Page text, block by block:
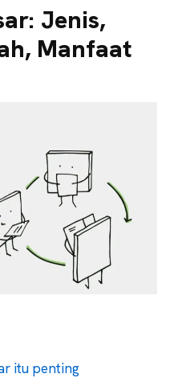
Jenis,
Manfaat
itu penting